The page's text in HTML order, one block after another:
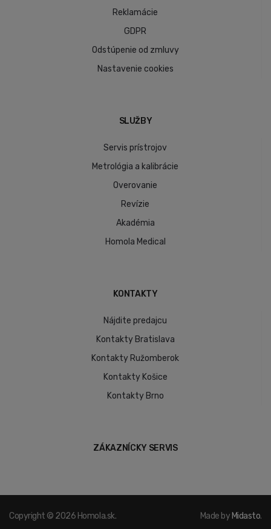
Reklamácie
GDPR
Odstúpenie od zmluvy
Nastavenie cookies
SLUŽBY
Servis prístrojov
Metrológia a kalibrácie
Overovanie
Revízie
Akadémia
Homola Medical
KONTAKTY
Nájdite predajcu
Kontakty Bratislava
Kontakty Ružomberok
Kontakty Košice
Kontakty Brno
ZÁKAZNÍCKY SERVIS
Copyright © 2026 Homola.sk. Made by Midasto.